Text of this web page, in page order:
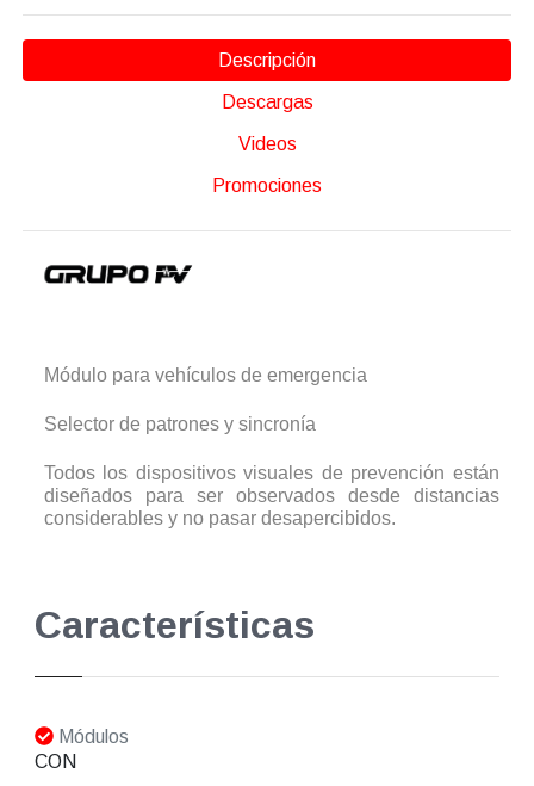
Descripción
Descargas
Videos
Promociones
Módulo para vehículos de emergencia
Selector de patrones y sincronía
Todos los dispositivos visuales de prevención están
diseñados para ser observados desde distancias
considerables y no pasar desapercibidos.
Características
Módulos
CON